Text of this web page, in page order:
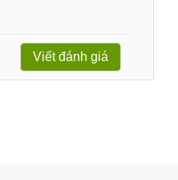
Viết đánh giá